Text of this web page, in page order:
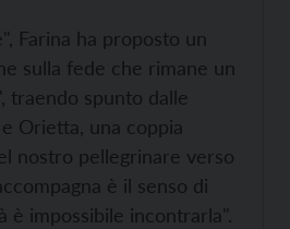
Farina ha proposto un
sulla fede che rimane un
traendo spunto dalle
Orietta, una coppia
nostro pellegrinare verso
è il senso di
è impossibile incontrarla".